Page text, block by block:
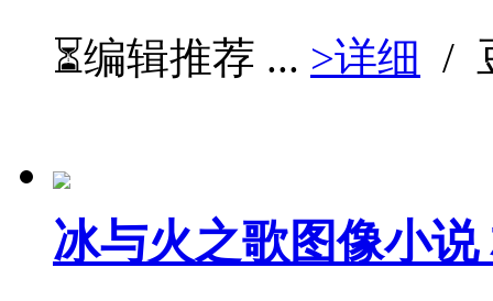
⏳编辑推荐 ... >详细 /
冰与火之歌图像小